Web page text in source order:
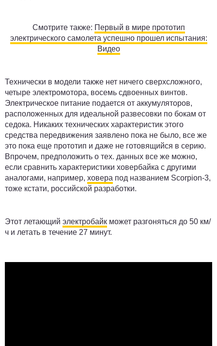
Смотрите также: Первый в мире прототип
электрического самолета успешно прошел испытания:
Видео
Технически в модели также нет ничего сверхсложного,
четыре электромотора, восемь сдвоенных винтов.
Электрическое питание подается от аккумуляторов,
расположенных для идеальной развесовки по бокам от
седока. Никаких технических характеристик этого
средства передвижения заявлено пока не было, все же
это пока еще прототип и даже не готовящийся в серию.
Впрочем, предположить о тех. данных все же можно,
если сравнить характеристики ховербайка с другими
аналогами, например, ховера под названием Scorpion-3,
тоже кстати, российской разработки.
Этот летающий электробайк может разгоняться до 50 км/
ч и летать в течение 27 минут.